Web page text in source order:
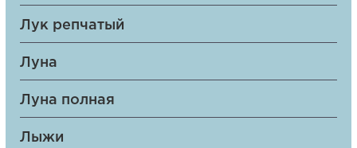
Лук репчатый
Луна
Луна полная
Лыжи